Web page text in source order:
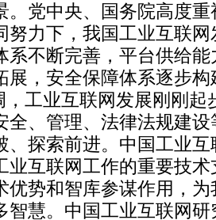
。党中央、国务院高度
努力下，我国工业互联
系不断完善，平台供给
展，安全保障体系逐步构
工业互联网发展刚刚起
全、管理、法律法规建
、探索前进。中国工业
业互联网工作的重要技
优势和智库参谋作用，
智慧。中国工业互联网